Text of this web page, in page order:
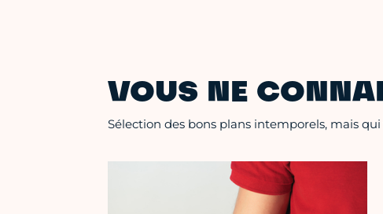
VOUS NE
Sélection des bons plans intemporels, mais